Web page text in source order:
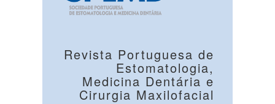
Revista Portuguesa de
Estomatologia,
Medicina Dentária e
Cirurgia Maxilofacial